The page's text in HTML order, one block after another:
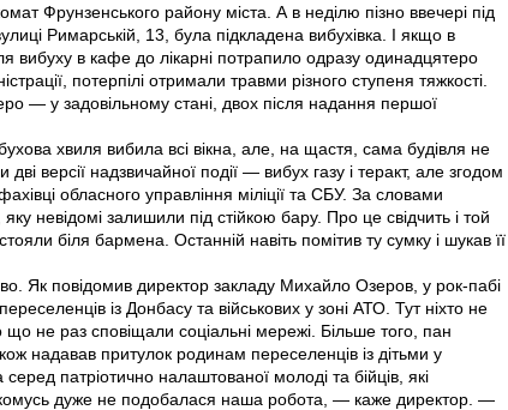
Фрунзенського району міста. А в неділю пізно ввечері під
Римарській, 13, була підкладена вибухівка. І якщо в
вибуху в кафе до лікарні потрапило одразу одинадцятеро
потерпілі отримали травми різного ступеня тяжкості.
— у задовільному стані, двох після надання першої
хвиля вибила всі вікна, але, на щастя, сама будівля не
версії надзвичайної події — вибух газу і теракт, але згодом
обласного управління міліції та СБУ. За словами
невідомі залишили під стійкою бару. Про це свідчить і той
біля бармена. Останній навіть помітив ту сумку і шукав її
Як повідомив директор закладу Михайло Озеров, у рок-пабі
iз Донбасу та військових у зоні АТО. Тут ніхто не
що не раз сповіщали соціальні мережі. Більше того, пан
надавав притулок родинам переселенців iз дітьми у
патріотично налаштованої молоді та бійців, які
комусь дуже не подобалася наша робота, — каже директор. —